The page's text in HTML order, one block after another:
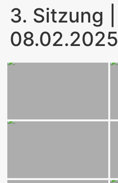
3. Sitzung |
08.02.2025